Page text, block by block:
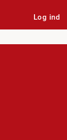
Log ind